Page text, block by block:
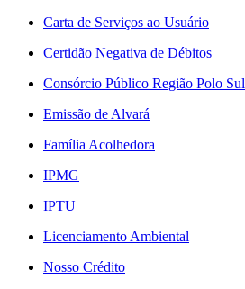
Carta de Serviços ao Usuário
Certidão Negativa de Débitos
Consórcio Público Região Polo Sul
Emissão de Alvará
Família Acolhedora
IPMG
IPTU
Licenciamento Ambiental
Nosso Crédito